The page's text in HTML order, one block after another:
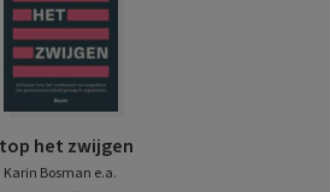
het zwijgen
Karin Bosman e.a.